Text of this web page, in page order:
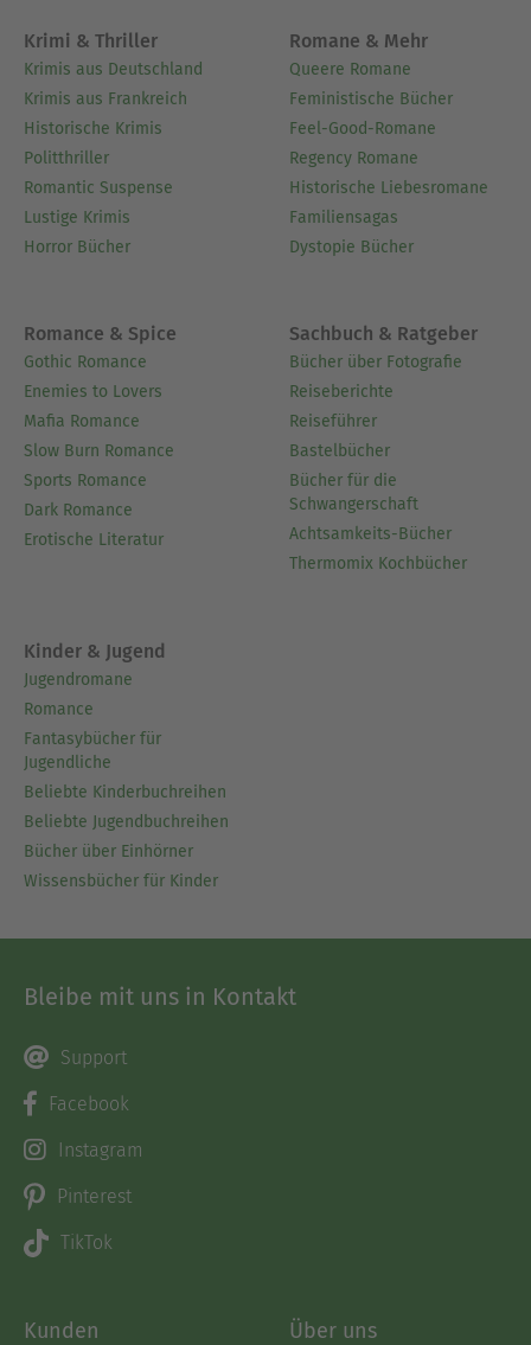
Krimi & Thriller
Krimis aus Deutschland
Krimis aus Frankreich
Historische Krimis
Politthriller
Romantic Suspense
Lustige Krimis
Horror Bücher
Romane & Mehr
Queere Romane
Feministische Bücher
Feel-Good-Romane
Regency Romane
Historische Liebesromane
Familiensagas
Dystopie Bücher
Romance & Spice
Gothic Romance
Enemies to Lovers
Mafia Romance
Slow Burn Romance
Sports Romance
Dark Romance
Erotische Literatur
Sachbuch & Ratgeber
Bücher über Fotografie
Reiseberichte
Reiseführer
Bastelbücher
Bücher für die
Schwangerschaft
Achtsamkeits-Bücher
Thermomix Kochbücher
Kinder & Jugend
Jugendromane
Romance
Fantasybücher für
Jugendliche
Beliebte Kinderbuchreihen
Beliebte Jugendbuchreihen
Bücher über Einhörner
Wissensbücher für Kinder
Bleibe mit uns in Kontakt
Support
Facebook
Instagram
Pinterest
TikTok
Kunden Über uns